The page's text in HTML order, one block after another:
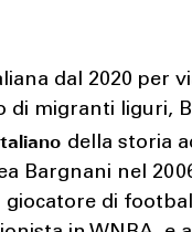
dal 2020 per
di migranti liguri,
della storia
Bargnani nel
giocatore di